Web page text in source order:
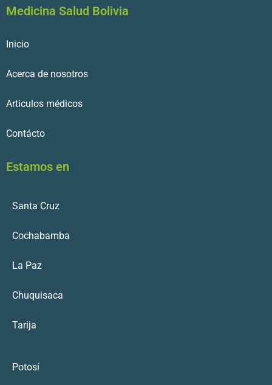
Medicina Salud Bolivia
Inicio
Acerca de nosotros
Articulos médicos
Contácto
Estamos en
Santa Cruz
Cochabamba
La Paz
Chuquisaca
Tarija
Potosí